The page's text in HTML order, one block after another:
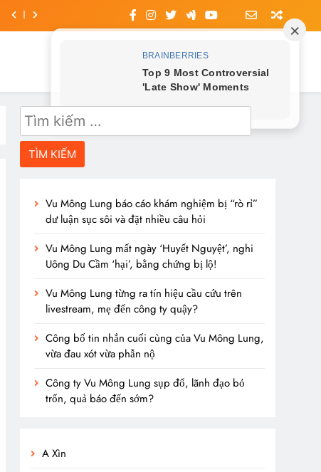
Tìm
kiếm
cho:
Vu Mông Lung báo cáo khám nghiệm bị “rò rỉ”
dư luận sục sôi và đặt nhiều câu hỏi
Vu Mông Lung mất ngày ‘Huyết Nguyệt’, nghi
Uông Du Cầm ‘hại’, bằng chứng bị lộ!
Vu Mông Lung từng ra tín hiệu cầu cứu trên
livestream, mẹ đến công ty quậy?
Công bố tin nhắn cuối cùng của Vu Mông Lung,
vừa đau xót vừa phẫn nộ
Công ty Vu Mông Lung sụp đổ, lãnh đạo bỏ
trốn, quả báo đến sớm?
A Xìn